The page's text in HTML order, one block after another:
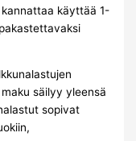
käyttää 1-
säilyy yleensä
sopivat